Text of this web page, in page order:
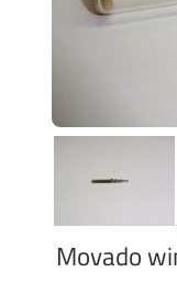
Movado